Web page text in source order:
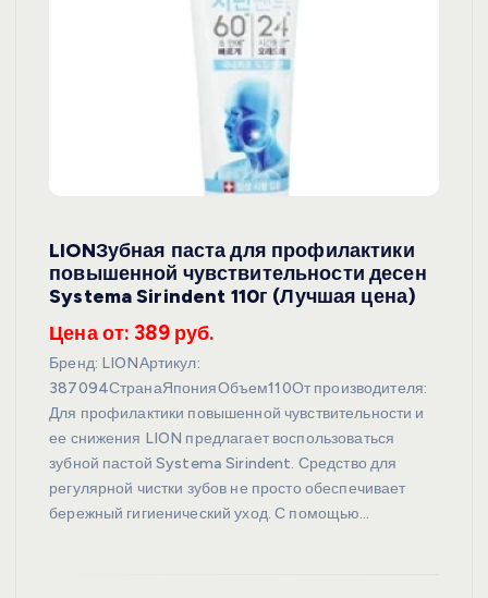
LIONЗубная паста для профилактики
повышенной чувствительности десен
Systema Sirindent 110г (Лучшая цена)
Цена от: 389 руб.
Бренд: LIONАртикул:
387094СтранаЯпонияОбъем110От производителя:
Для профилактики повышенной чувствительности и
ее снижения LION предлагает воспользоваться
зубной пастой Systema Sirindent. Средство для
регулярной чистки зубов не просто обеспечивает
бережный гигиенический уход. С помощью…